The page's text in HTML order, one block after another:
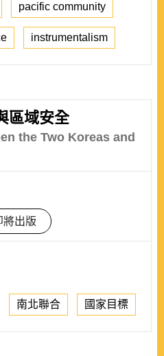
pacific community
instrumentalism
區域安全
the Two Koreas and
將出版
南北聯合 國家目標